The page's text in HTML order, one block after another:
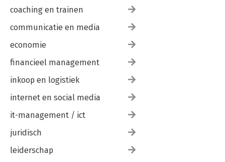
coaching en trainen
communicatie en media
economie
financieel management
inkoop en logistiek
internet en social media
it-management / ict
juridisch
leiderschap